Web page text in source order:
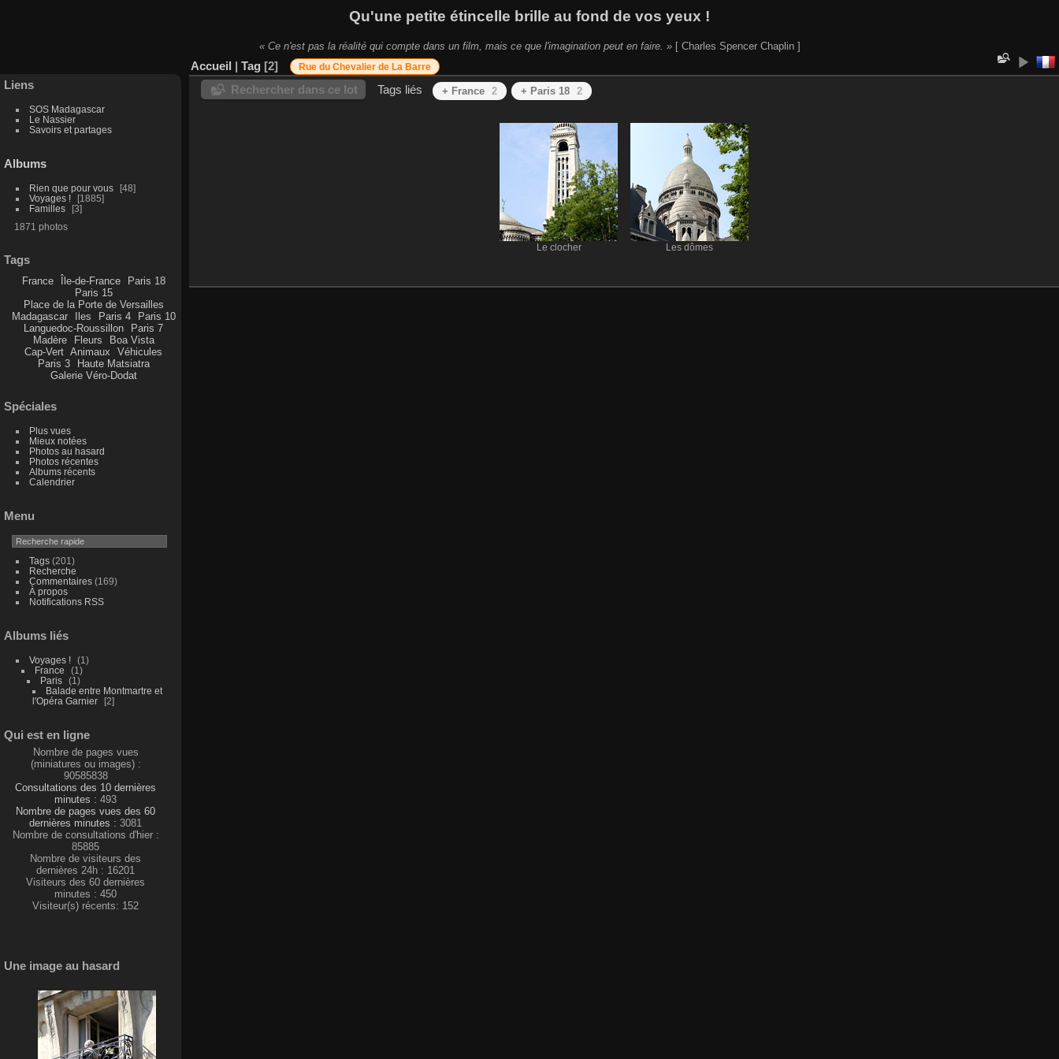
Qu'une petite étincelle brille au fond de vos yeux !
« Ce n'est pas la réalité qui compte dans un film, mais ce que l'imagination peut en faire. »[ Charles Spencer Chaplin ]
Liens
SOS Madagascar
Le Nassier
Savoirs et partages
Albums
Rien que pour vous
48
Voyages !
1885
Familles
3
1871 photos
Tags
France Île-de-France
Paris 18
Paris 15
Place de la Porte de Versailles
Madagascar
Iles Paris 4
Paris 10
Languedoc-Roussillon
Paris 7
Madère
Fleurs
Boa Vista
Cap-Vert Animaux
Véhicules
Paris 3
Haute Matsiatra
Galerie Véro-Dodat
Spéciales
Plus vues
Mieux notées
Photos au hasard
Photos récentes
Albums récents
Calendrier
Menu
Tags(201)
Recherche
Commentaires(169)
À propos
Notifications RSS
Albums liés
Voyages !
1
France
1
Paris
1
Balade entre Montmartre et
l'Opéra Garnier
2
Qui est en ligne
Nombre de pages vues
(miniatures ou images) :
90585838
Consultations des 10 dernières
minutes :493
Nombre de pages vues des 60
dernières minutes :3081
Nombre de consultations d'hier :
85885
Nombre de visiteurs des
dernières 24h : 16201
Visiteurs des 60 dernières
minutes : 450
Visiteur(s) récents: 152
Une image au hasard
Accueil | Tag 2 Rue du Chevalier de La Barre
Rechercher dans ce lot Tags liés + France 2 + Paris 18 2
Le clocher Les dômes